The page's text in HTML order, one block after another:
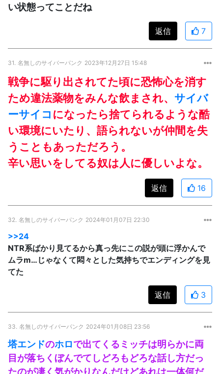
い状態ってことだね
返信 7
31. 名無しのサイバーパンク 2023年12月27日 15:48
戦争に駆り出されてた頃に恐怖心を消す
ため違法薬物をみんな飲まされ、 サイバ
ーサイコ になったら捨てられるような酷
い環境にいたり、語られないが仲間を失
うこともあっただろう。
辛い思いをしてる奴は人に優しいよな。
返信 16
32. 名無しのサイバーパンク 2024年01月07日 22:30
>>24
NTR系ばかり見てるから真っ先にこの説が頭に浮かんで
ムラm…じゃなくて悶々とした気持ちでエンディングを見
てた
返信 3
33. 名無しのサイバーパンク 2024年01月08日 23:56
塔エンドのホロで出てくるミッチは明らかに両
目が落ちくぼんでてしどろもどろな話し方だっ
たのが凄く気がかりなんだけどあれは一体何だ